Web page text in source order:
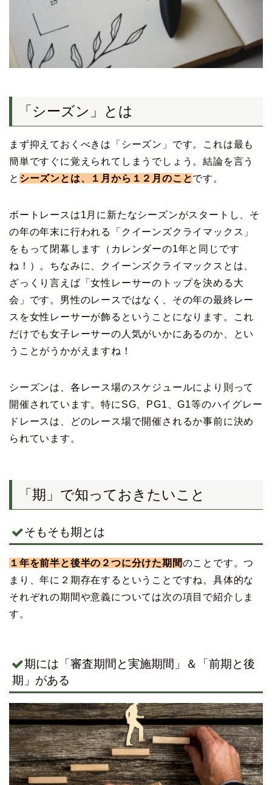
「シーズン」とは
まず抑えておくべきは「シーズン」です。これは最も
簡単ですぐに覚えられてしまうでしょう。結論を言う
と シーズンとは、１月から１２月のことです。
ボートレースは1月に新たなシーズンがスタートし、そ
の年の年末に行われる「クイーンズクライマックス」
をもって閉幕します（カレンダーの1年と同じです
ね！）。ちなみに、クイーンズクライマックスとは、
ざっくり言えば「女性レーサーのトップを決める大
会」です。男性のレースではなく、その年の最終レー
スを女性レーサーが飾るということになります。これ
だけでも女子レーサーの人気がいかにあるのか、とい
うことがうかがえますね！
シーズンは、各レース場のスケジュールにより則って
開催されています。特にSG、PG1、G1等のハイグレー
ドレースは、どのレース場で開催されるか事前に決め
られています。
「期」で知っておきたいこと
そもそも期とは
１年を前半と後半の２つに分けた期間のことです。つ
まり、年に２期存在するということですね。具体的な
それぞれの期間や意義については次の項目で紹介しま
す。
期には「審査期間と実施期間」＆「前期と後
期」がある